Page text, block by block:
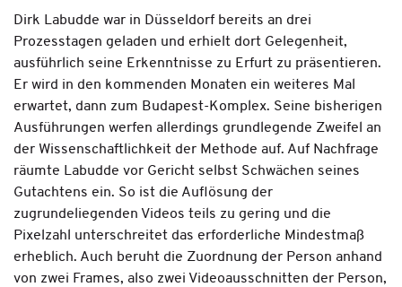
Dirk Labudde war in Düsseldorf bereits an drei
Prozesstagen geladen und erhielt dort Gelegenheit,
ausführlich seine Erkenntnisse zu Erfurt zu präsentieren.
Er wird in den kommenden Monaten ein weiteres Mal
erwartet, dann zum Budapest-Komplex. Seine bisherigen
Ausführungen werfen allerdings grundlegende Zweifel an
der Wissenschaftlichkeit der Methode auf. Auf Nachfrage
räumte Labudde vor Gericht selbst Schwächen seines
Gutachtens ein. So ist die Auflösung der
zugrundeliegenden Videos teils zu gering und die
Pixelzahl unterschreitet das erforderliche Mindestmaß
erheblich. Auch beruht die Zuordnung der Person anhand
von zwei Frames, also zwei Videoausschnitten der Person,